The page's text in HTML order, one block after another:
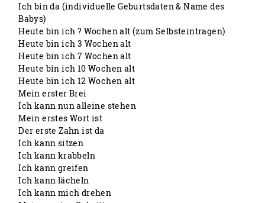
Ich bin da (individuelle Geburtsdaten & Name des
Babys)
Heute bin ich ? Wochen alt (zum Selbsteintragen)
Heute bin ich 3 Wochen alt
Heute bin ich 7 Wochen alt
Heute bin ich 10 Wochen alt
Heute bin ich 12 Wochen alt
Mein erster Brei
Ich kann nun alleine stehen
Mein erstes Wort ist
Der erste Zahn ist da
Ich kann sitzen
Ich kann krabbeln
Ich kann greifen
Ich kann lächeln
Ich kann mich drehen